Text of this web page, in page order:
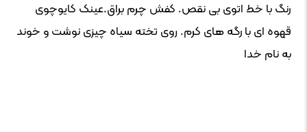
رنگ با خط اتوی بی نقص. کفش چرم براق.عینک کایوچوی
قهوه ای با رگه های کرم. روی تخته سیاه چیزی نوشت و خوند
به نام خدا